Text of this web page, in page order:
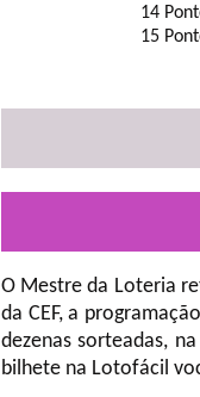
14
15
O Mestre da Loteria
da CEF, a
dezenas sorteadas, na
bilhete na Lotofácil